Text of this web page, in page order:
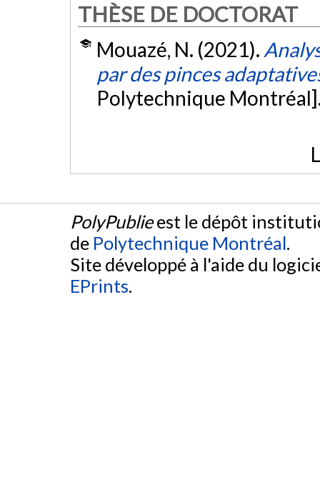
THÈSE DE DOCTORAT
Mouazé, N. (2021).
par des pinces
Polytechnique
PolyPublieest le dépôt
de Polytechnique Montréal.
Site développé à l'aide du
EPrints.